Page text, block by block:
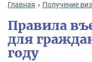
Главная Получение
Правила
для
году